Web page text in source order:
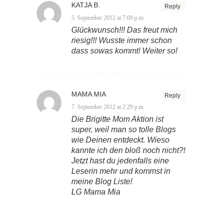
Reply
KATJA B.
5. September 2012 at 7:09 p.m.
Glückwunsch!!! Das freut mich
riesig!!! Wusste immer schon
dass sowas kommt! Weiter so!
Reply
MAMA MIA
7. September 2012 at 2:29 p.m.
Die Brigitte Mom Aktion ist
super, weil man so tolle Blogs
wie Deinen entdeckt. Wieso
kannte ich den bloß noch nicht?!
Jetzt hast du jedenfalls eine
Leserin mehr und kommst in
meine Blog Liste!
LG Mama Mia